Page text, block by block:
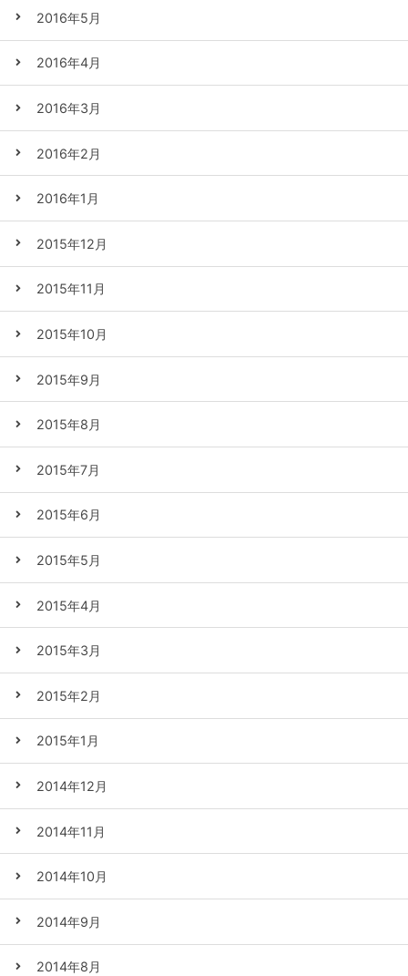
2016年5月
2016年4月
2016年3月
2016年2月
2016年1月
2015年12月
2015年11月
2015年10月
2015年9月
2015年8月
2015年7月
2015年6月
2015年5月
2015年4月
2015年3月
2015年2月
2015年1月
2014年12月
2014年11月
2014年10月
2014年9月
2014年8月